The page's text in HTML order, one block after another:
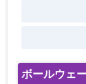
ボールウェ